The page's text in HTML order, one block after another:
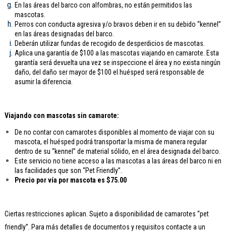
En las áreas del barco con alfombras, no están permitidos las
mascotas.
Perros con conducta agresiva y/o bravos deben ir en su debido “kennel”
en las áreas designadas del barco.
Deberán utilizar fundas de recogido de desperdicios de mascotas.
Aplica una garantía de $100 a las mascotas viajando en camarote. Esta
garantía será devuelta una vez se inspeccione el área y no exista ningún
daño, del daño ser mayor de $100 el huésped será responsable de
asumir la diferencia.
Viajando con mascotas sin camarote:
De no contar con camarotes disponibles al momento de viajar con su
mascota, el huésped podrá transportar la misma de manera regular
dentro de su “kennel” de material sólido, en el área designada del barco.
Este servicio no tiene acceso a las mascotas a las áreas del barco ni en
las facilidades que son “Pet Friendly”.
Precio por vía por mascota es $75.00
Ciertas restricciones aplican. Sujeto a disponibilidad de camarotes “pet
friendly”. Para más detalles de documentos y requisitos contacte a un